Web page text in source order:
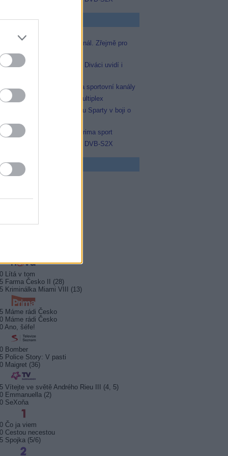
Zprávičky
Skylink spustil nový Test kanál. Zřejmě pro
Prima sport
zařadí Prima sport. Diváci uvidí i
AMC získala licence pro dva sportovní kanály
Du převzal další multiplex
Prima sport odvysílá i odvetu Sparty v boji o
TV potvrdil zařazení Prima sport
Televisa Networks přešla na DVB-S2X
program
Vyprávěj
Lítá v tom
Farma Česko II (28)
Kriminálka Miami VIII (13)
Máme rádi Česko
Máme rádi Česko
Ano, šéfe!
Bomber
Police Story: V pasti
Maigret (36)
Vítejte ve světě Andrého Rieu III (4, 5)
Emmanuella (2)
SeXoňa
Čo ja viem
Cestou necestou
Spojka (5/6)